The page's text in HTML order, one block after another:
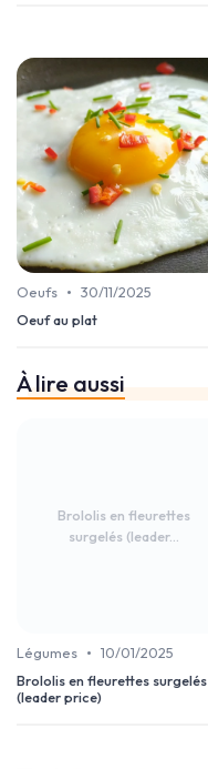
Oeufs • 30/11/2025
Oeuf au plat
À lire aussi
Brololis en fleurettes
surgelés (leader...
Légumes • 10/01/2025
Brololis en fleurettes surgelés
(leader price)